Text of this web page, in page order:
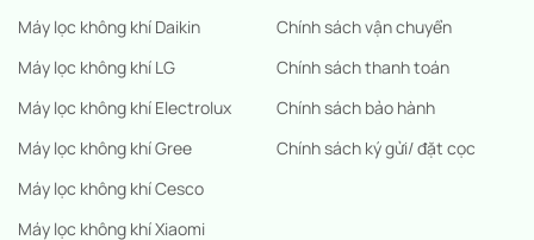
Máy lọc không khí Daikin
Máy lọc không khí LG
Máy lọc không khí Electrolux
Máy lọc không khí Gree
Máy lọc không khí Cesco
Máy lọc không khí Xiaomi
Chính sách vận chuyển
Chính sách thanh toán
Chính sách bảo hành
Chính sách ký gửi/ đặt cọc